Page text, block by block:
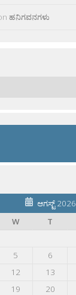
ಹನಿಗವನಗಳು
ಆಗಸ್ಟ್ 2026
W T
5 6
12 13
19 20